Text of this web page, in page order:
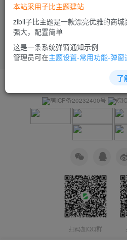
萌ICP备20232400号 皖
扫码加QQ群
本站采用子比主题建站
zibll子比主题是一款漂亮优雅的商
强大，配置简单
这是一条系统弹窗通知示例
管理员可在主题设置-常用功能-弹窗
了